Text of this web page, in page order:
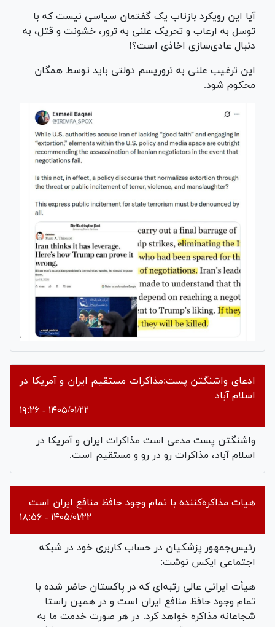
آیا این رویکرد بازتاب یک گفتمان سیاسی نیست که با
توسل به ارعاب و تحریک علنی به ترور، خشونت و قتل، به
دنبال عادی‌سازی اخاذی است؟!
این ترغیب علنی به تروریسم دولتی باید توسط همگان
محکوم شود.
ادعای واشنگتن پست:مذاکرات مستقیم ایران و آمریکا در
اسلام آباد
۱۴۰۵/۰۱/۲۲ - ۱۹:۲۶
واشنگتن پست مدعی است مذاکرات ایران و آمریکا در
اسلام آباد، مذاکرات رو در رو و مستقیم است.
هیات مذاکره‌کننده با تمام وجود حافظ منافع ایران است
۱۴۰۵/۰۱/۲۲ - ۱۸:۵۶
رئیس‌جمهور پزشکیان در حساب کاربری خود در شبکه
اجتماعی ایکس نوشت:
هیأت ایرانی عالی رتبه‌ای که در پاکستان حاضر شده با
تمام وجود حافظ منافع ایران است و در همین راستا
شجاعانه مذاکره خواهد کرد. در هر صورت خدمت ما به